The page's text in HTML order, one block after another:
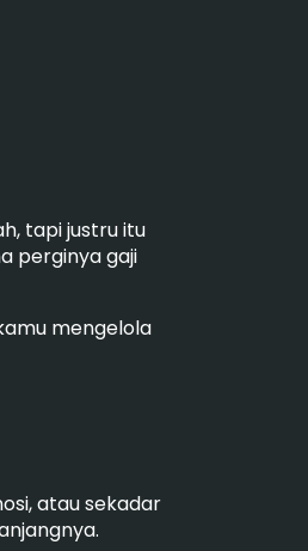
tapi justru itu
perginya gaji
mengelola
atau sekadar